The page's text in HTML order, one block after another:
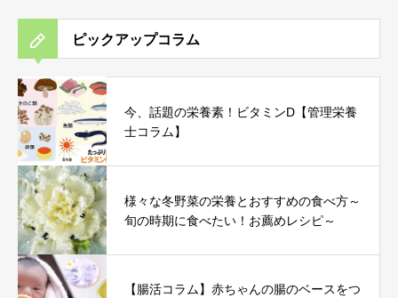
ピックアップコラム
今、話題の栄養素！ビタミンD【管理栄養
士コラム】
様々な冬野菜の栄養とおすすめの食べ方～
旬の時期に食べたい！お薦めレシピ～
【腸活コラム】赤ちゃんの腸のベースをつ